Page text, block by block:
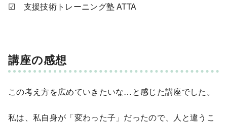
☑ 支援技術トレーニング塾 ATTA
講座の感想
この考え方を広めていきたいな…と感じた講座でした。
私は、私自身が「変わった子」だったので、人と違うこ